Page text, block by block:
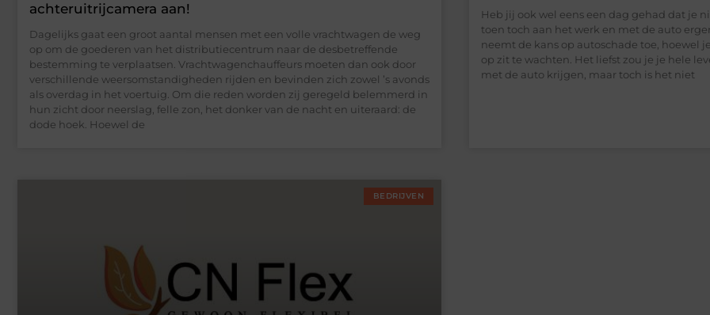
achteruitrijcamera aan!
Dagelijks gaat een groot aantal mensen met een volle vrachtwagen de weg
op om de goederen van het distributiecentrum naar de desbetreffende
bestemming te verplaatsen. Vrachtwagenchauffeurs moeten dan ook door
verschillende weersomstandigheden rijden en bevinden zich zowel ’s avonds
als overdag in het voertuig. Om die reden worden zij geregeld belemmerd in
hun zicht door neerslag, felle zon, het donker van de nacht en uiteraard: de
dode hoek. Hoewel de
Heb jij ook wel eens een dag gehad dat je
toen toch aan het werk en met de auto
neemt de kans op autoschade toe, hoewel
op zit te wachten. Het liefst zou je je hele
met de auto krijgen, maar toch is het niet
BEDRIJVEN